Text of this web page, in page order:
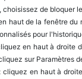
choisissez de bloquer
haut de la fenêtre
pour
en haut à droite
sur Paramètres
cliquez en haut à